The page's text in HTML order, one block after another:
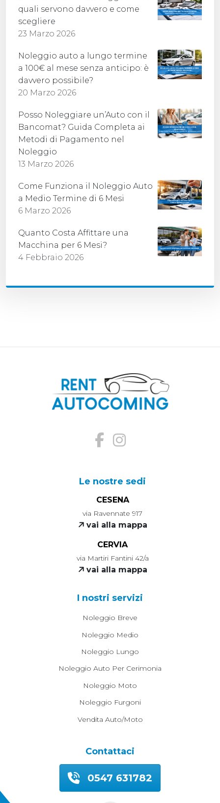
quali servono davvero e come
scegliere
23 Marzo 2026
Noleggio auto a lungo termine
a 100€ al mese senza anticipo: è
davvero possibile?
20 Marzo 2026
Posso Noleggiare un’Auto con il
Bancomat? Guida Completa ai
Metodi di Pagamento nel
Noleggio
13 Marzo 2026
Come Funziona il Noleggio Auto
a Medio Termine di 6 Mesi
6 Marzo 2026
Quanto Costa Affittare una
Macchina per 6 Mesi?
4 Febbraio 2026
Le nostre sedi
CESENA
via Ravennate 917
vai alla mappa
CERVIA
via Martiri Fantini 42/a
vai alla mappa
I nostri servizi
Noleggio Breve
Noleggio Medio
Noleggio Lungo
Noleggio Auto Per Cerimonia
Noleggio Moto
Noleggio Furgoni
Vendita Auto/moto
Contattaci
0547 631782